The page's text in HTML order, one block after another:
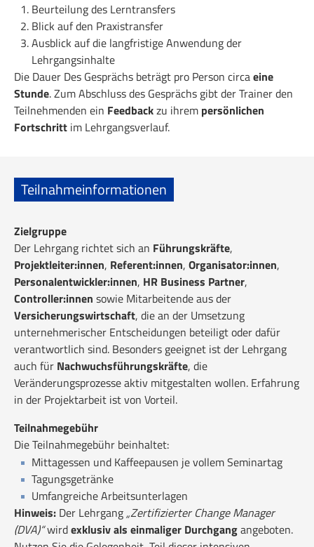
Beurteilung des Lerntransfers
Blick auf den Praxistransfer
Ausblick auf die langfristige Anwendung der
Lehrgangsinhalte
Die Dauer Des Gesprächs beträgt pro Person circaeine
Stunde. Zum Abschluss des Gesprächs gibt der Trainer den
Teilnehmenden ein Feedbackzu ihrem persönlichen
Fortschritt im Lehrgangsverlauf.
Teilnahmeinformationen
Zielgruppe
Der Lehrgang richtet sich an Führungskräfte,
Projektleiter:innen, Referent:innen, Organisator:innen,
Personalentwickler:innen, HR Business Partner,
Controller:innen sowie Mitarbeitende aus der
Versicherungswirtschaft, die an der Umsetzung
unternehmerischer Entscheidungen beteiligt oder dafür
verantwortlich sind. Besonders geeignet ist der Lehrgang
auch für Nachwuchsführungskräfte, die
Veränderungsprozesse aktiv mitgestalten wollen. Erfahrung
in der Projektarbeit ist von Vorteil.
Teilnahmegebühr
Die Teilnahmegebühr beinhaltet:
Mittagessen und Kaffeepausen je vollem Seminartag
Tagungsgetränke
Umfangreiche Arbeitsunterlagen
Hinweis: Der Lehrgang„Zertifizierter Change Manager
(DVA)“wirdexklusiv als einmaliger Durchgangangeboten.